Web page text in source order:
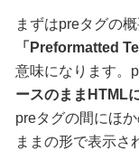
まずはpreタグの
「Preformatted
意味になります。
ースのままHTML
preタグの間にほ
ままの形で表示さ